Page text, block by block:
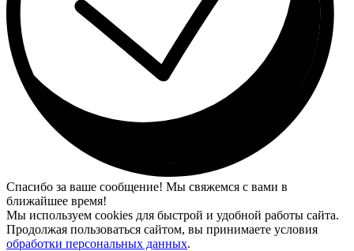
Спасибо за ваше сообщение! Мы свяжемся с вами в
ближайшее время!
Мы используем cookies для быстрой и удобной работы сайта.
Продолжая пользоваться сайтом, вы принимаете условия
обработки персональных данных.